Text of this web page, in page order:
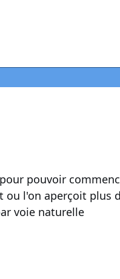
pouvoir
l'on aperçoit plus
voie naturelle